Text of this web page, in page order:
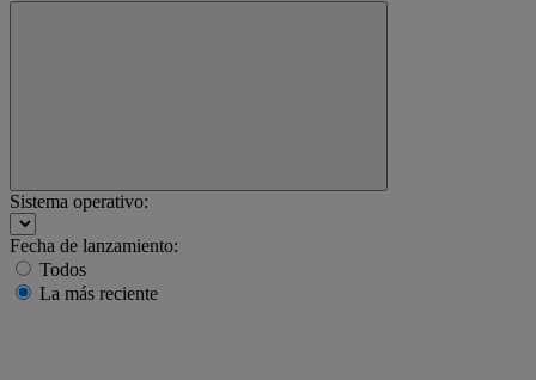
Sistema operativo:
Fecha de lanzamiento:
Todos
La más reciente